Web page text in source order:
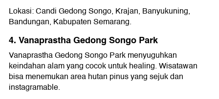
Lokasi: Candi Gedong Songo, Krajan, Banyukuning,
Bandungan, Kabupaten Semarang.
4. Vanaprastha Gedong Songo Park
Vanaprastha Gedong Songo Park menyuguhkan
keindahan alam yang cocok untuk healing. Wisatawan
bisa menemukan area hutan pinus yang sejuk dan
instagramable.